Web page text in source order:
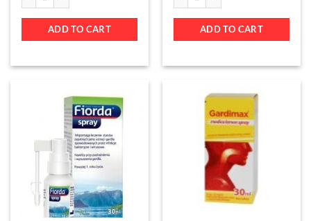
ADD TO CART ADD TO CART